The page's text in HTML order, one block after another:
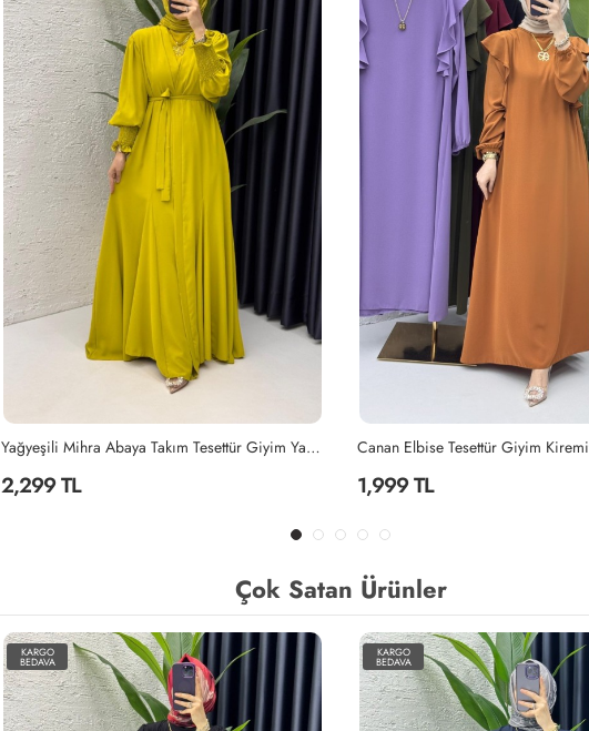
Canan Elbise Tesettür Giyim Kiremit
1,999 TL
Lila Mihra Abaya Takım Tesettür
2,299 TL
Çok Satan Ürünler
KARGO
BEDAVA
KARGO
BEDAVA